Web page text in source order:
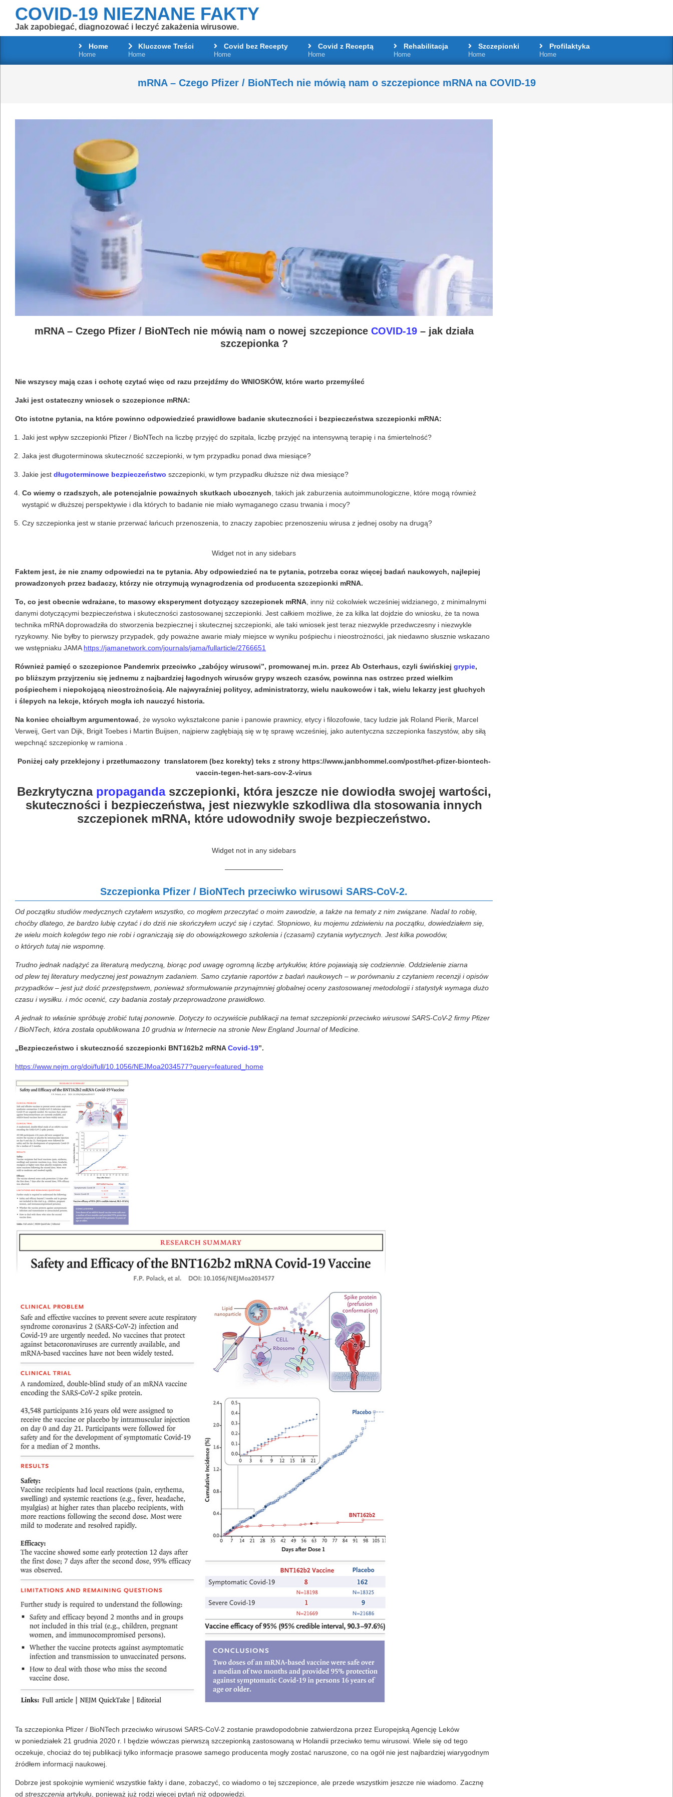
content
COVID-19 NIEZNANE FAKTY
Jak zapobiegać, diagnozować i leczyć zakażenia wirusowe.
Navigation
Menu
Home
Home
Kluczowe Treści
Home
Covid bez Recepty
Home
Covid z Receptą
Home
Rehabilitacja
Home
Szczepionki
Home
Profilaktyka
Home
mRNA – Czego Pfizer / BioNTech nie mówią nam o szczepionce mRNA na COVID-19
mRNA – Czego Pfizer / BioNTech nie mówią nam o nowej szczepionce COVID-19– jak działa
szczepionka ?
Nie wszyscy mają czas i ochotę czytać więc od razu przejdźmy do WNIOSKÓW, które warto przemyśleć
Jaki jest ostateczny wniosek o szczepionce mRNA:
Oto istotne pytania, na które powinno odpowiedzieć prawidłowe badanie skuteczności i bezpieczeństwa szczepionki mRNA:
Jaki jest wpływ szczepionki Pfizer / BioNTech na liczbę przyjęć do szpitala, liczbę przyjęć na intensywną terapię i na śmiertelność?
Jaka jest długoterminowa skuteczność szczepionki, w tym przypadku ponad dwa miesiące?
Jakie jest długoterminowe bezpieczeństwo szczepionki, w tym przypadku dłuższe niż dwa miesiące?
Co wiemy o rzadszych, ale potencjalnie poważnych skutkach ubocznych , takich jak zaburzenia autoimmunologiczne, które mogą również
wystąpić w dłuższej perspektywie i dla których to badanie nie miało wymaganego czasu trwania i mocy?
Czy szczepionka jest w stanie przerwać łańcuch przenoszenia, to znaczy zapobiec przenoszeniu wirusa z jednej osoby na drugą?
Widget not in any sidebars
Faktem jest, że nie znamy odpowiedzi na te pytania. Aby odpowiedzieć na te pytania, potrzeba coraz więcej badań naukowych, najlepiej
prowadzonych przez badaczy, którzy nie otrzymują wynagrodzenia od producenta szczepionki mRNA.
To, co jest obecnie wdrażane, to masowy eksperyment dotyczący szczepionek mRNA , inny niż cokolwiek wcześniej widzianego, z minimalnymi
danymi dotyczącymi bezpieczeństwa i skuteczności zastosowanej szczepionki. Jest całkiem możliwe, że za kilka lat dojdzie do wniosku, że ta nowa
technika mRNA doprowadziła do stworzenia bezpiecznej i skutecznej szczepionki, ale taki wniosek jest teraz niezwykle przedwczesny i niezwykle
ryzykowny. Nie byłby to pierwszy przypadek, gdy poważne awarie miały miejsce w wyniku pośpiechu i nieostrożności, jak niedawno słusznie wskazano
we wstępniaku JAMA https://jamanetwork.com/journals/jama/fullarticle/2766651
Również pamięć o szczepionce Pandemrix przeciwko „zabójcy wirusowi”, promowanej m.in. przez Ab Osterhaus, czyli świńskiej grypie,
po bliższym przyjrzeniu się jednemu z najbardziej łagodnych wirusów grypy wszech czasów, powinna nas ostrzec przed wielkim
pośpiechem i niepokojącą nieostrożnością. Ale najwyraźniej politycy, administratorzy, wielu naukowców i tak, wielu lekarzy jest głuchych
i ślepych na lekcje, których mogła ich nauczyć historia.
Na koniec chciałbym argumentować , że wysoko wykształcone panie i panowie prawnicy, etycy i filozofowie, tacy ludzie jak Roland Pierik, Marcel
Verweij, Gert van Dijk, Brigit Toebes i Martin Buijsen, najpierw zagłębiają się w tę sprawę wcześniej, jako autentyczna szczepionka faszystów, aby siłą
wepchnąć szczepionkę w ramiona .
Poniżej cały przeklejony i przetłumaczony translatorem (bez korekty) teks z strony https://www.janbhommel.com/post/het-pfizer-biontech-
vaccin-tegen-het-sars-cov-2-virus
Bezkrytyczna propagandaszczepionki, która jeszcze nie dowiodła swojej wartości,
skuteczności i bezpieczeństwa, jest niezwykle szkodliwa dla stosowania innych
szczepionek mRNA, które udowodniły swoje bezpieczeństwo.
Widget not in any sidebars
————————-
Szczepionka Pfizer / BioNTech przeciwko wirusowi SARS-CoV-2.
Od początku studiów medycznych czytałem wszystko, co mogłem przeczytać o moim zawodzie, a także na tematy z nim związane. Nadal to robię,
choćby dlatego, że bardzo lubię czytać i do dziś nie skończyłem uczyć się i czytać. Stopniowo, ku mojemu zdziwieniu na początku, dowiedziałem się,
że wielu moich kolegów tego nie robi i ograniczają się do obowiązkowego szkolenia i (czasami) czytania wytycznych. Jest kilka powodów,
o których tutaj nie wspomnę.
Trudno jednak nadążyć za literaturą medyczną, biorąc pod uwagę ogromną liczbę artykułów, które pojawiają się codziennie. Oddzielenie ziarna
od plew tej literatury medycznej jest poważnym zadaniem. Samo czytanie raportów z badań naukowych – w porównaniu z czytaniem recenzji i opisów
przypadków – jest już dość przestępstwem, ponieważ sformułowanie przynajmniej globalnej oceny zastosowanej metodologii i statystyk wymaga dużo
czasu i wysiłku. i móc ocenić, czy badania zostały przeprowadzone prawidłowo.
A jednak to właśnie spróbuję zrobić tutaj ponownie. Dotyczy to oczywiście publikacji na temat szczepionki przeciwko wirusowi SARS-CoV-2 firmy Pfizer
/ BioNTech, która została opublikowana 10 grudnia w Internecie na stronie New England Journal of Medicine.
„Bezpieczeństwo i skuteczność szczepionki BNT162b2 mRNACovid-19”.
https://www.nejm.org/doi/full/10.1056/NEJMoa2034577?query=featured_home
Ta szczepionka Pfizer / BioNTech przeciwko wirusowi SARS-CoV-2 zostanie prawdopodobnie zatwierdzona przez Europejską Agencję Leków
w poniedziałek 21 grudnia 2020 r. I będzie wówczas pierwszą szczepionką zastosowaną w Holandii przeciwko temu wirusowi. Wiele się od tego
oczekuje, chociaż do tej publikacji tylko informacje prasowe samego producenta mogły zostać naruszone, co na ogół nie jest najbardziej wiarygodnym
źródłem informacji naukowej.
Dobrze jest spokojnie wymienić wszystkie fakty i dane, zobaczyć, co wiadomo o tej szczepionce, ale przede wszystkim jeszcze nie wiadomo. Zacznę
od streszczenia artykułu, ponieważ już rodzi więcej pytań niż odpowiedzi.